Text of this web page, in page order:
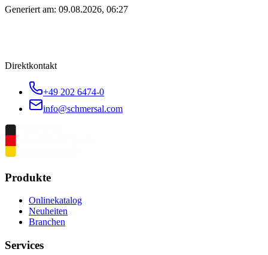
Generiert am: 09.08.2026, 06:27
Direktkontakt
+49 202 6474-0
info@schmersal.com
Produkte
Onlinekatalog
Neuheiten
Branchen
Services